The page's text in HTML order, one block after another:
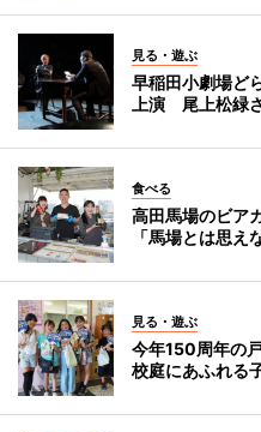
見る・遊ぶ
早稲田小劇場ど
上演 尾上松緑
食べる
高田馬場のビア
「馬場とは思え
見る・遊ぶ
今年150周年の
校庭にあふれる